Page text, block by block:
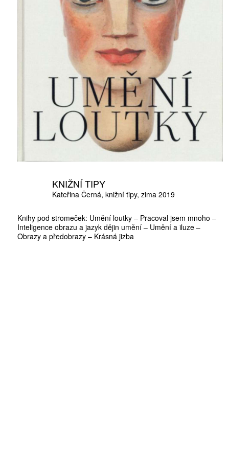
KNIŽNÍ TIPY
Kateřina Černá knižní tipy zima 2019
Knihy pod stromeček: Umění loutky – Pracoval jsem mnoho –
Inteligence obrazu a jazyk dějin umění – Umění a iluze –
Obrazy a předobrazy – Krásná jizba